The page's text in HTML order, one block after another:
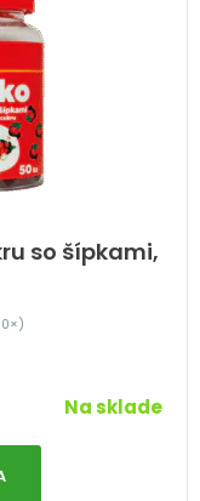
so šípkami,
Na sklade